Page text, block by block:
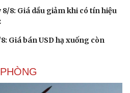
Giải trí
Sao Việt
8: Giá dầu giảm khi có tín hiệu
Giá bán USD hạ xuống còn